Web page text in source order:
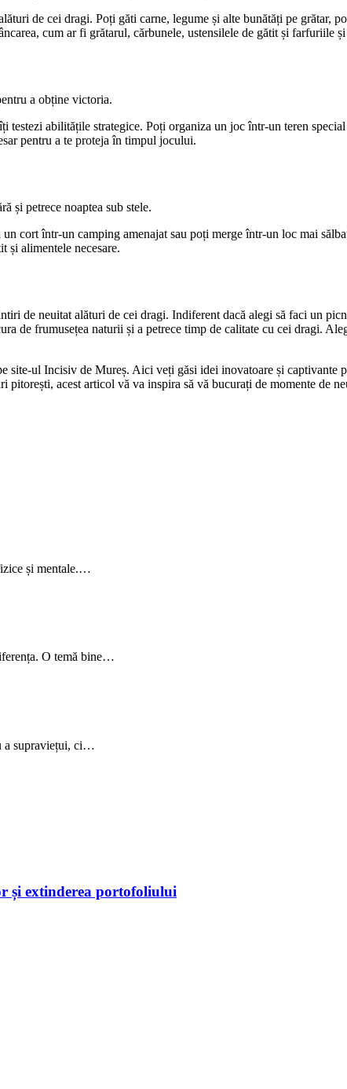
de cei dragi. Poți găti carne, legume și alte bunătăți pe grătar,
cum ar fi grătarul, cărbunele, ustensilele de gătit și farfuriile și
a obține victoria.
abilitățile strategice. Poți organiza un joc într-un teren
pentru a te proteja în timpul jocului.
și petrece noaptea sub stele.
cort într-un camping amenajat sau poți merge într-un loc mai
și alimentele necesare.
de neuitat alături de cei dragi. Indiferent dacă alegi să faci un
de frumusețea naturii și a petrece timp de calitate cu cei dragi.
ul Incisiv de Mureș. Aici veți găsi idei inovatoare și captivante
acest articol vă va inspira să vă bucurați de momente de
și mentale.…
O temă bine…
a supraviețui, ci…
și extinderea portofoliului